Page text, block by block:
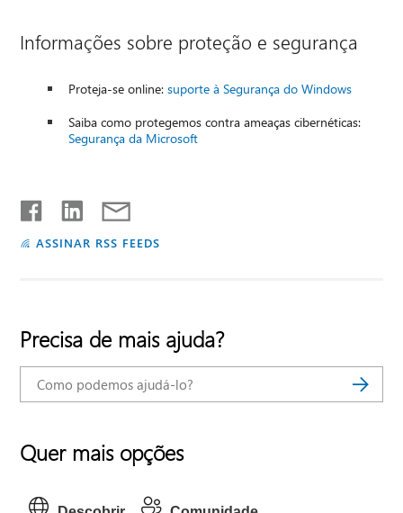
Informações sobre proteção e segurança
Proteja-se online:suporte à Segurança do Windows
Saiba como protegemos contra ameaças cibernéticas:
Segurança da Microsoft
ASSINAR RSS FEEDS
Precisa de mais ajuda?
Quer mais opções